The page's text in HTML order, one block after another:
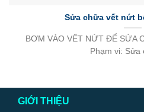
Sửa chữa vết nứt
BƠM VÀO VẾT NỨT ĐỂ SỬA
Phạm vi: Sửa
GIỚI THIỆU